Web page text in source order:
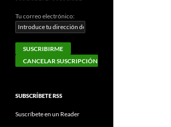
Tu correo electrónico:
SUBSCRÍBETE RSS
Suscríbete en un Reader